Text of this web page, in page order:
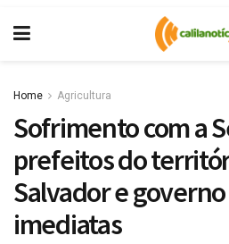
Home Agricultura
Sofrimento com a
prefeitos do
Salvador e
imediatas